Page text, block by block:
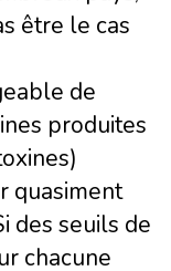
être le cas
de
produites
quasiment
des seuils de
chacune